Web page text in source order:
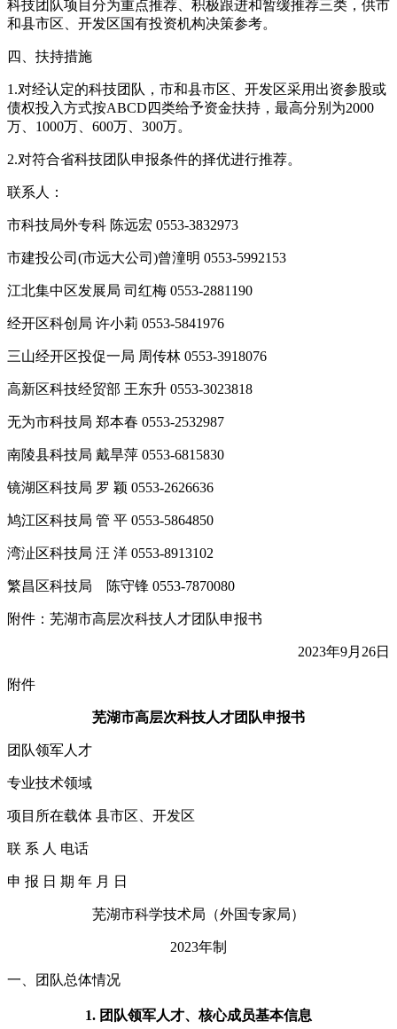
科技团队项目分为重点推荐、积极跟进和暂缓推荐三类，供市
和县市区、开发区国有投资机构决策参考。
四、扶持措施
1.对经认定的科技团队，市和县市区、开发区采用出资参股或
债权投入方式按ABCD四类给予资金扶持，最高分别为2000
万、1000万、600万、300万。
2.对符合省科技团队申报条件的择优进行推荐。
联系人：
市科技局外专科 陈远宏 0553-3832973
市建投公司(市远大公司)曾潼明 0553-5992153
江北集中区发展局 司红梅 0553-2881190
经开区科创局 许小莉 0553-5841976
三山经开区投促一局 周传林 0553-3918076
高新区科技经贸部 王东升 0553-3023818
无为市科技局 郑本春 0553-2532987
南陵县科技局 戴旱萍 0553-6815830
镜湖区科技局 罗 颖 0553-2626636
鸠江区科技局 管 平 0553-5864850
湾沚区科技局 汪 洋 0553-8913102
繁昌区科技局 陈守锋 0553-7870080
附件：芜湖市高层次科技人才团队申报书
2023年9月26日
附件
芜湖市高层次科技人才团队申报书
团队领军人才
专业技术领域
项目所在载体 县市区、开发区
联 系 人 电话
申 报 日 期 年 月 日
芜湖市科学技术局（外国专家局）
2023年制
一、团队总体情况
1. 团队领军人才、核心成员基本信息